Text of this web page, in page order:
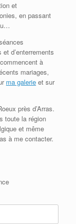
et
en passant
d’enterrements
commencent à
mariages,
ma galerie et sur
près d’Arras.
toute la région
et même
à me contacter.